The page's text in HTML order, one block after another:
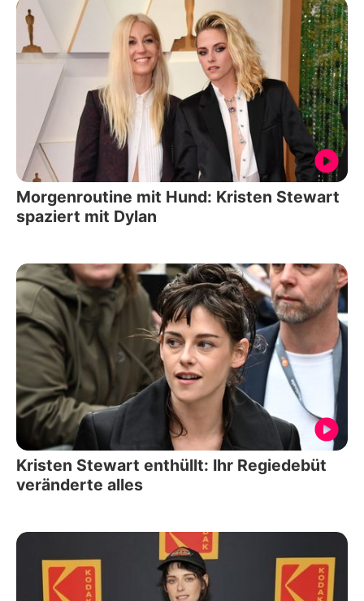
Morgenroutine mit Hund: Kristen Stewart
spaziert mit Dylan
Kristen Stewart enthüllt: Ihr Regiedebüt
veränderte alles